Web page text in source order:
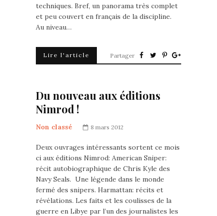
techniques. Bref, un panorama très complet
et peu couvert en français de la discipline.
Au niveau…
Lire l'article Partager
Du nouveau aux éditions
Nimrod !
Non classé 8 mars 2012
Deux ouvrages intéressants sortent ce mois
ci aux éditions Nimrod: American Sniper:
récit autobiographique de Chris Kyle des
Navy Seals. Une légende dans le monde
fermé des snipers. Harmattan: récits et
révélations. Les faits et les coulisses de la
guerre en Libye par l’un des journalistes les